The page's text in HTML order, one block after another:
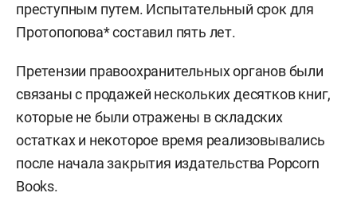
преступным путем. Испытательный срок для
Протопопова* составил пять лет.
Претензии правоохранительных органов были
связаны с продажей нескольких десятков книг,
которые не были отражены в складских
остатках и некоторое время реализовывались
после начала закрытия издательства Popcorn
Books.